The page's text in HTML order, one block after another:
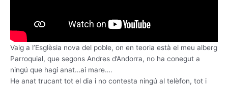
Vaig a l’Esglèsia nova del poble, on en teoria està el meu alberg
Parroquial, que segons Andres d’Andorra, no ha conegut a
ningú que hagi anat…ai mare….
He anat trucant tot el dia i no contesta ningú al telèfon, tot i